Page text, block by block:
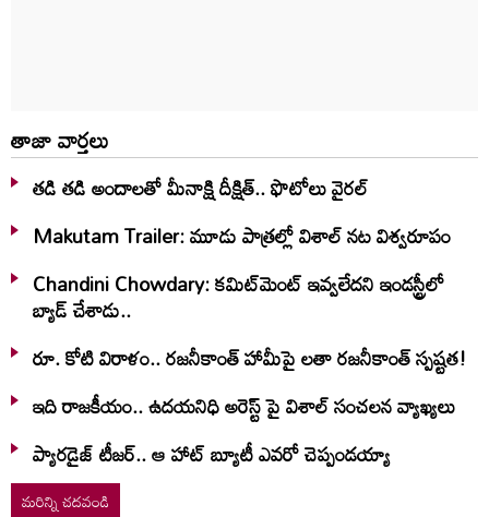
తాజా వార్తలు
తడి తడి అందాలతో మీనాక్షి దీక్షిత్‌.. ఫొటోలు వైరల్
Makutam Trailer: మూడు పాత్రల్లో విశాల్ నట విశ్వరూపం
Chandini Chowdary: కమిట్‌మెంట్ ఇవ్వలేదని ఇండస్ట్రీలో
బ్యాడ్ చేశాడు..
రూ. కోటి విరాళం.. రజనీకాంత్ హామీపై లతా రజనీకాంత్ స్పష్టత!
ఇది రాజకీయం.. ఉదయనిధి అరెస్ట్ పై విశాల్ సంచలన వ్యాఖ్యలు
ప్యారడైజ్ టీజర్.. ఆ హాట్ బ్యూటీ ఎవరో చెప్పండయ్యా
మరిన్ని చదవండి